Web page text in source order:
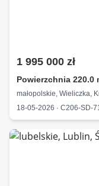
1 995 000 zł
Powierzchnia 220.0
małopolskie, Wieliczka,
18-05-2026 · C206-SD-